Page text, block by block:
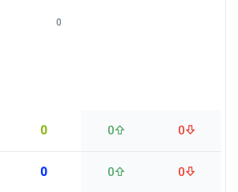
0 0 0
0 0 0
0